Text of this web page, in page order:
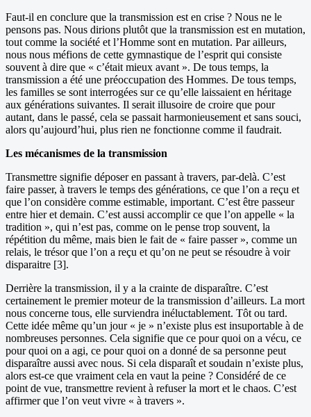
Faut-il en conclure que la transmission est en crise ? Nous ne le
pensons pas. Nous dirions plutôt que la transmission est en mutation,
tout comme la société et l’Homme sont en mutation. Par ailleurs,
nous nous méfions de cette gymnastique de l’esprit qui consiste
souvent à dire que « c’était mieux avant ». De tous temps, la
transmission a été une préoccupation des Hommes. De tous temps,
les familles se sont interrogées sur ce qu’elle laissaient en héritage
aux générations suivantes. Il serait illusoire de croire que pour
autant, dans le passé, cela se passait harmonieusement et sans souci,
alors qu’aujourd’hui, plus rien ne fonctionne comme il faudrait.
Les mécanismes de la transmission
Transmettre signifie déposer en passant à travers, par-delà. C’est
faire passer, à travers le temps des générations, ce que l’on a reçu et
que l’on considère comme estimable, important. C’est être passeur
entre hier et demain. C’est aussi accomplir ce que l’on appelle « la
tradition », qui n’est pas, comme on le pense trop souvent, la
répétition du même, mais bien le fait de « faire passer », comme un
relais, le trésor que l’on a reçu et qu’on ne peut se résoudre à voir
disparaitre [3].
Derrière la transmission, il y a la crainte de disparaître. C’est
certainement le premier moteur de la transmission d’ailleurs. La mort
nous concerne tous, elle surviendra inéluctablement. Tôt ou tard.
Cette idée même qu’un jour « je » n’existe plus est insuportable à de
nombreuses personnes. Cela signifie que ce pour quoi on a vécu, ce
pour quoi on a agi, ce pour quoi on a donné de sa personne peut
disparaître aussi avec nous. Si cela disparaît et soudain n’existe plus,
alors est-ce que vraiment cela en vaut la peine ? Considéré de ce
point de vue, transmettre revient à refuser la mort et le chaos. C’est
affirmer que l’on veut vivre « à travers ».